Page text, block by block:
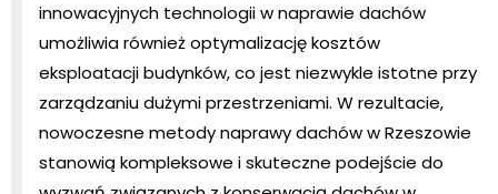
innowacyjnych technologii w naprawie dachów
umożliwia również optymalizację kosztów
eksploatacji budynków, co jest niezwykle istotne przy
zarządzaniu dużymi przestrzeniami. W rezultacie,
nowoczesne metody naprawy dachów w Rzeszowie
stanowią kompleksowe i skuteczne podejście do